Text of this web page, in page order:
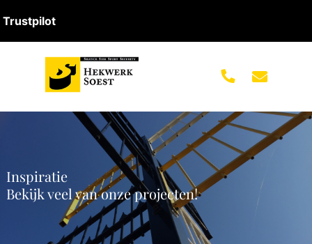
Trustpilot
Inspiratie
Bekijk veel van onze projecten!